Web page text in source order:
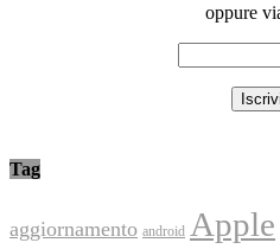
oppure
Tag
aggiornamento android Apple